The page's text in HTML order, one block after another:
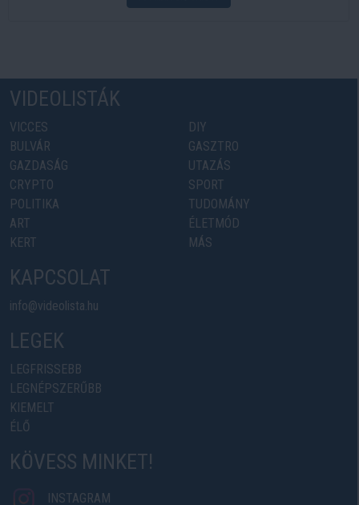
VIDEOLISTÁK
VICCES
BULVÁR
GAZDASÁG
CRYPTO
POLITIKA
ART
KERT
DIY
GASZTRO
UTAZÁS
SPORT
TUDOMÁNY
ÉLETMÓD
MÁS
KAPCSOLAT
info@videolista.hu
LEGEK
LEGFRISSEBB
LEGNÉPSZERŰBB
KIEMELT
ÉLŐ
KÖVESS MINKET!
INSTAGRAM